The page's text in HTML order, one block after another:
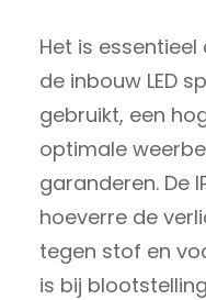
Het is
de inbouw LED
gebruikt, een
optimale
garanderen. De
hoeverre de
tegen stof en
is bij